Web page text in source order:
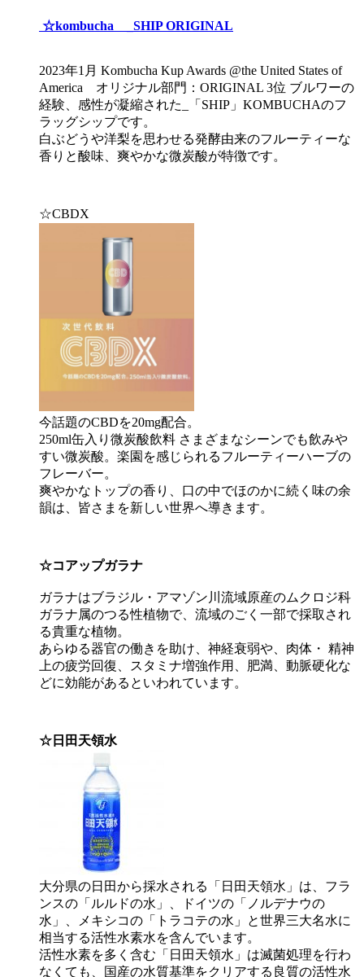
☆kombucha _SHIP ORIGINAL
2023年1月 Kombucha Kup Awards @the United States of
America オリジナル部門：ORIGINAL 3位 ブルワーの
経験、感性が凝縮された_「SHIP」KOMBUCHAのフ
ラッグシップです。
白ぶどうや洋梨を思わせる発酵由来のフルーティーな
香りと酸味、爽やかな微炭酸が特徴です。
☆CBDX
今話題のCBDを20mg配合。
250ml缶入り微炭酸飲料 さまざまなシーンでも飲みや
すい微炭酸。楽園を感じられるフルーティーハーブの
フレーバー。
爽やかなトップの香り、口の中でほのかに続く味の余
韻は、皆さまを新しい世界へ導きます。
☆コアップガラナ
ガラナはブラジル・アマゾン川流域原産のムクロジ科
ガラナ属のつる性植物で、流域のごく一部で採取され
る貴重な植物。
あらゆる器官の働きを助け、神経衰弱や、肉体・ 精神
上の疲労回復、スタミナ増強作用、肥満、動脈硬化な
どに効能があるといわれています。
☆日田天領水
大分県の日田から採水される「日田天領水」は、フラ
ンスの「ルルドの水」、ドイツの「ノルデナウの
水」、メキシコの「トラコテの水」と世界三大名水に
相当する活性水素水を含んでいます。
活性水素を多く含む「日田天領水」は滅菌処理を行わ
なくても、国産の水質基準をクリアする良質の活性水